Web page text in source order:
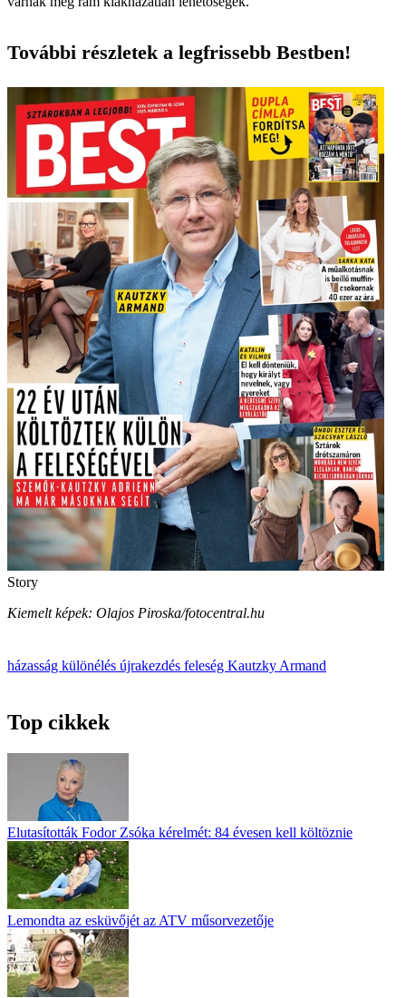
További részletek a legfrissebb Bestben!
Story
Kiemelt képek: Olajos Piroska/fotocentral.hu
házasság különélés újrakezdés feleség Kautzky Armand
Top cikkek
Elutasították Fodor Zsóka kérelmét: 84 évesen kell költöznie
Lemondta az esküvőjét az ATV műsorvezetője